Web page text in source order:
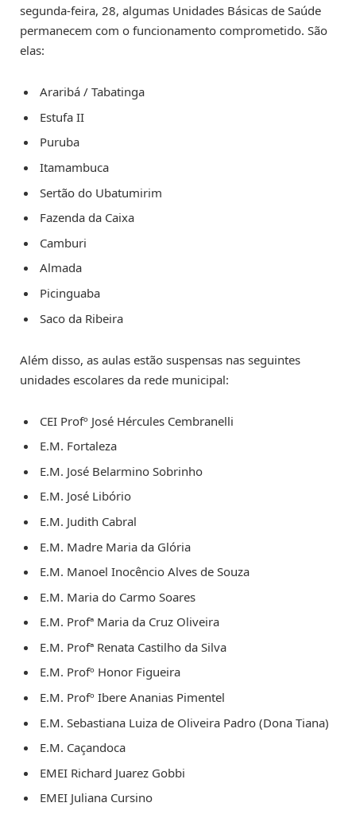
segunda-feira, 28, algumas Unidades Básicas de Saúde
permanecem com o funcionamento comprometido. São
elas:
Araribá / Tabatinga
Estufa II
Puruba
Itamambuca
Sertão do Ubatumirim
Fazenda da Caixa
Camburi
Almada
Picinguaba
Saco da Ribeira
Além disso, as aulas estão suspensas nas seguintes
unidades escolares da rede municipal:
CEI Profº José Hércules Cembranelli
E.M. Fortaleza
E.M. José Belarmino Sobrinho
E.M. José Libório
E.M. Judith Cabral
E.M. Madre Maria da Glória
E.M. Manoel Inocêncio Alves de Souza
E.M. Maria do Carmo Soares
E.M. Profª Maria da Cruz Oliveira
E.M. Profª Renata Castilho da Silva
E.M. Profº Honor Figueira
E.M. Profº Ibere Ananias Pimentel
E.M. Sebastiana Luiza de Oliveira Padro (Dona Tiana)
E.M. Caçandoca
EMEI Richard Juarez Gobbi
EMEI Juliana Cursino